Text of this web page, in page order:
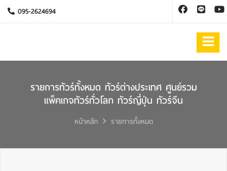
095-2624694
รายการทัวร์ทั้งหมด ทัวร์ต่างประเทศ ศูนย์รวม
แพ็คเกจทัวร์ทั่วโลก ทัวร์ญี่ปุ่น ทัวร์จีน
หน้าหลัก รายการทั้งหมด